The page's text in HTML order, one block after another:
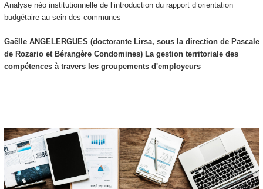
Analyse néo institutionnelle de l’introduction du rapport d’orientation
budgétaire au sein des communes
Gaëlle ANGELERGUES (doctorante Lirsa, sous la direction de Pascale
de Rozario et Bérangère Condomines) La gestion territoriale des
compétences à travers les groupements d'employeurs